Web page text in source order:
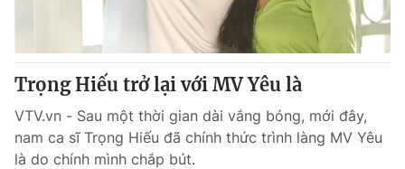
Thị trường
Tư vấn
Lịch phát sóng
Chuyên mục khác
Emagazine Podcast
Trọng Hiếu trở lại với MV Yêu là
VTV.vn - Sau một thời gian dài vắng bóng, mới đây,
nam ca sĩ Trọng Hiếu đã chính thức trình làng MV Yêu
là do chính mình chắp bút.